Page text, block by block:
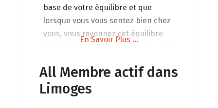
base de votre équilibre et que
lorsque vous vous sentez bien chez
vous, vous rayonnez cet équilibre
prend en compte les
caractéristiques de votre lieu,
j’identifie ses particularités, pour
En Savoir Plus ...
All Membre actif dans
Limoges